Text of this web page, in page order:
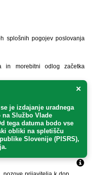
splošnih pogojev poslovanja
in morebitni odlog začetka
in ugotovi, ali prijavitelj
×
se je izdajanje uradnega
na Službo Vlade
tega datuma bodo vse
obliki na spletišču
Slovenije (PISRS),